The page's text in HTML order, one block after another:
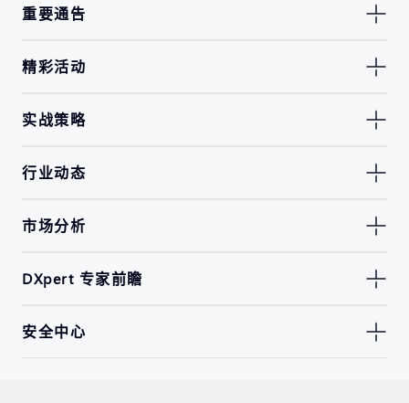
重要通告
精彩活动
实战策略
行业动态
市场分析
DXpert 专家前瞻
安全中心